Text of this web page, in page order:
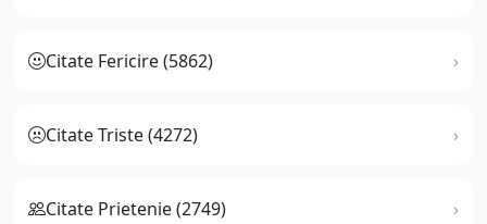
Citate Fericire (5862)
Citate Triste (4272)
Citate Prietenie (2749)